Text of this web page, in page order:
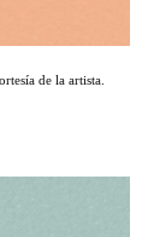
de la artista.